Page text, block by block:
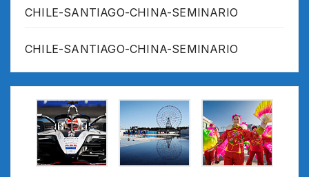
CHILE-SANTIAGO-CHINA-SEMINARIO
CHILE-SANTIAGO-CHINA-SEMINARIO